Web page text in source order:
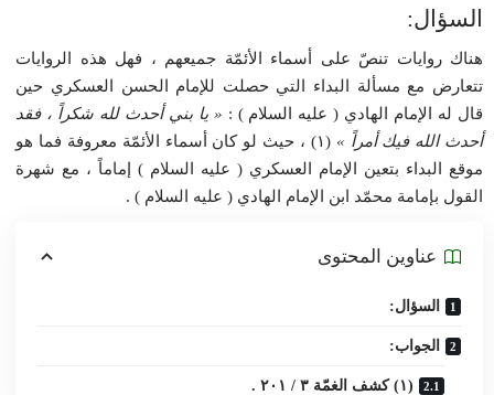
السؤال:
هناك روايات تنصّ على أسماء الأئمّة جميعهم ، فهل هذه الروايات
تتعارض مع مسألة البداء التي حصلت للإمام الحسن العسكري حين
قال له الإمام الهادي ( عليه السلام ) : « يا بني أحدث لله شكراً ، فقد
أحدث الله فيك أمراً »
(۱) ، حيث لو كان أسماء الأئمّة معروفة فما هو
موقع البداء بتعين الإمام العسكري ( عليه السلام ) إماماً ، مع شهرة
القول بإمامة محمّد ابن الإمام الهادي ( عليه السلام ) .
عناوين المحتوی
السؤال:
الجواب:
(۱) كشف الغمّة ۳ / ۲۰۱ .